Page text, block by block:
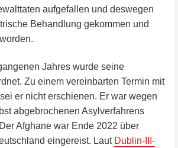
aufgefallen und deswegen
Behandlung gekommen und
Jahres wurde seine
Zu einem vereinbarten Termin mit
er nicht erschienen. Er war wegen
abgebrochenen Asylverfahrens
Afghane war Ende 2022 über
eingereist. Laut Dublin-III-